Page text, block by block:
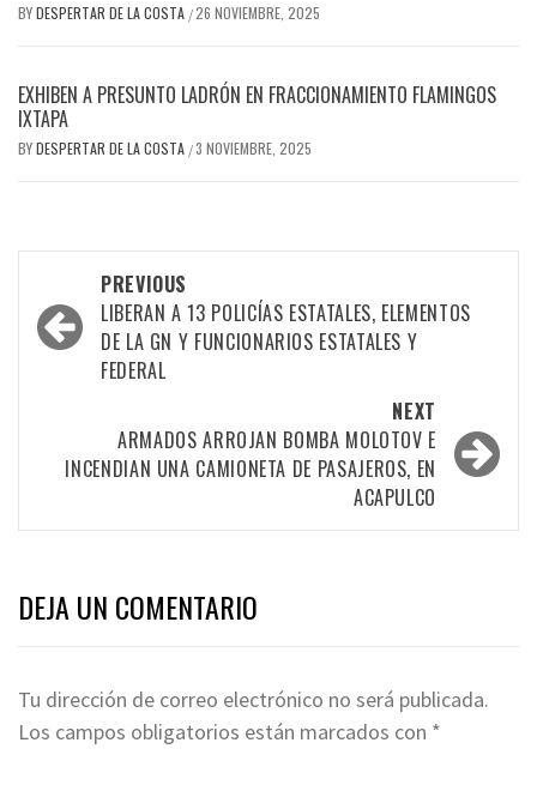
BYDESPERTAR DE LA COSTA /26 NOVIEMBRE, 2025
EXHIBEN A PRESUNTO LADRÓN EN FRACCIONAMIENTO FLAMINGOS
IXTAPA
BYDESPERTAR DE LA COSTA /3 NOVIEMBRE, 2025
navigation
PREVIOUS
LIBERAN A 13 POLICÍAS ESTATALES, ELEMENTOS
DE LA GN Y FUNCIONARIOS ESTATALES Y
FEDERAL
NEXT
ARMADOS ARROJAN BOMBA MOLOTOV E
INCENDIAN UNA CAMIONETA DE PASAJEROS, EN
ACAPULCO
DEJA UN COMENTARIO
Tu dirección de correo electrónico no será publicada.
Los campos obligatorios están marcados con *